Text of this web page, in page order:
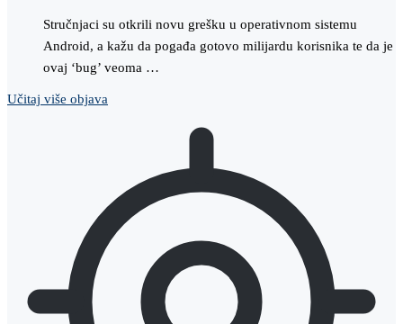
Stručnjaci su otkrili novu grešku u operativnom sistemu
Android, a kažu da pogađa gotovo milijardu korisnika te da je
ovaj ‘bug’ veoma …
Učitaj više objava